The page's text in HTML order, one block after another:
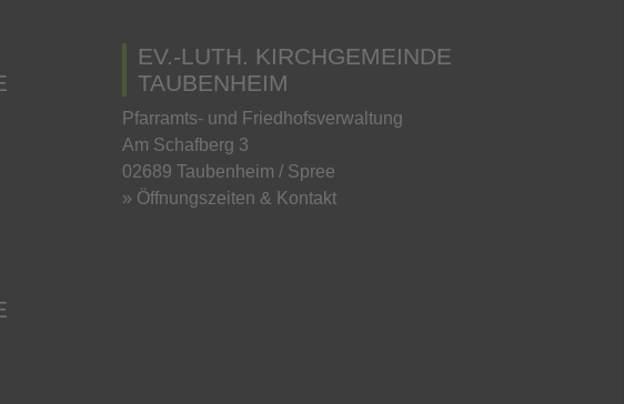
EV.-LUTH. KIRCHGEMEINDE
TAUBENHEIM
Pfarramts- und Friedhofsverwaltung
Am Schafberg 3
02689 Taubenheim / Spree
» Öffnungszeiten & Kontakt